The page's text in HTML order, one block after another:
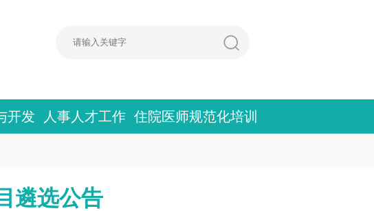
开发 人事人才工作 住院医师规范化培训
遴选公告